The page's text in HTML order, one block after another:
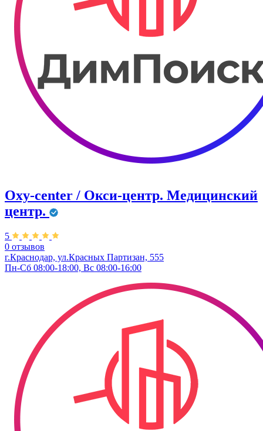
Oxy-center / Окси-центр. Медицинский
центр.
5
0 отзывов
г.Краснодар, ул.Красных Партизан, 555
Пн-Сб 08:00-18:00, Вс 08:00-16:00